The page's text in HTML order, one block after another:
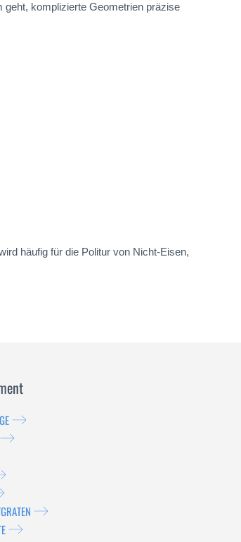
komplizierte Geometrien präzise
häufig für die Politur von Nicht-Eisen,